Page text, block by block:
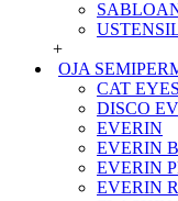
+
OJA
CAT
DISCO
EVERIN
EVERIN
EVERIN
EVERIN